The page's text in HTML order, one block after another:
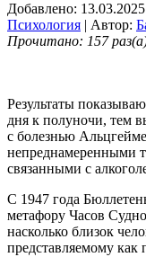
Добавлено: 13.03.2025
Психология | Автор:
Прочитано: 157
Результаты
дня к полуночи, тем
с болезнью
непреднамеренными
связанными с
С 1947 года
метафору Часов
насколько близок
представляемому как